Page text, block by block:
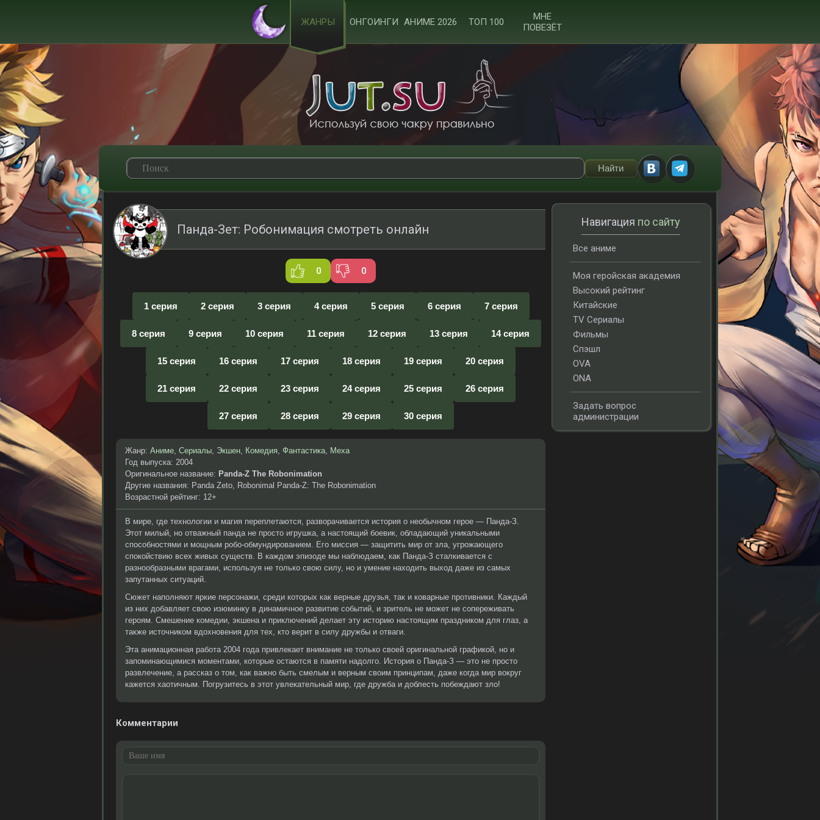
ЖАНРЫ ОНГОИНГИ АНИМЕ 2026 ТОП 100
МНЕ
ПОВЕЗЁТ
Панда-Зет: Робонимация смотреть онлайн
0 0
1 серия 2 серия 3 серия 4 серия 5 серия 6 серия 7 серия
8 серия 9 серия 10 серия 11 серия 12 серия 13 серия 14 серия
15 серия 16 серия 17 серия 18 серия 19 серия 20 серия
21 серия 22 серия 23 серия 24 серия 25 серия 26 серия
27 серия 28 серия 29 серия 30 серия
Жанр: Аниме, Сериалы, Экшен, Комедия, Фантастика, Меха
Год выпуска: 2004
Оригинальное название: Panda-Z The Robonimation
Другие названия: Panda Zeto, Robonimal Panda-Z: The Robonimation
Возрастной рейтинг: 12+
В мире, где технологии и магия переплетаются, разворачивается история о необычном герое — Панда-З.
Этот милый, но отважный панда не просто игрушка, а настоящий боевик, обладающий уникальными
способностями и мощным робо-обмундированием. Его миссия — защитить мир от зла, угрожающего
спокойствию всех живых существ. В каждом эпизоде мы наблюдаем, как Панда-З сталкивается с
разнообразными врагами, используя не только свою силу, но и умение находить выход даже из самых
запутанных ситуаций.
Сюжет наполняют яркие персонажи, среди которых как верные друзья, так и коварные противники. Каждый
из них добавляет свою изюминку в динамичное развитие событий, и зритель не может не сопереживать
героям. Смешение комедии, экшена и приключений делает эту историю настоящим праздником для глаз, а
также источником вдохновения для тех, кто верит в силу дружбы и отваги.
Эта анимационная работа 2004 года привлекает внимание не только своей оригинальной графикой, но и
запоминающимися моментами, которые остаются в памяти надолго. История о Панда-З — это не просто
развлечение, а рассказ о том, как важно быть смелым и верным своим принципам, даже когда мир вокруг
кажется хаотичным. Погрузитесь в этот увлекательный мир, где дружба и доблесть побеждают зло!
Комментарии
Навигация по сайту
Все аниме
Моя геройская академия
Высокий рейтинг
Китайские
TV Сериалы
Фильмы
Спэшл
OVA
ONA
Задать вопрос
администрации